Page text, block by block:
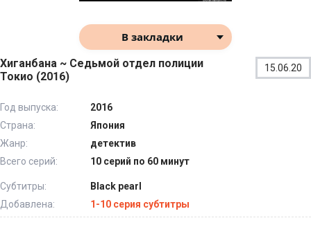
В закладки
Хиганбана ~ Седьмой отдел полиции
Токио (2016)
15.06.20
Год выпуска:
2016
Страна:
Япония
Жанр:
детектив
Всего серий:
10 серий по 60 минут
Субтитры:
Black pearl
Добавлена:
1-10 серия субтитры